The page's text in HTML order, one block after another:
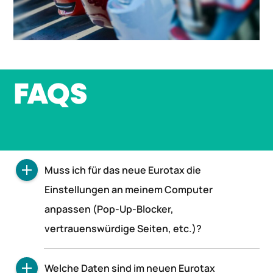
FAQS
Muss ich für das neue Eurotax die
Einstellungen an meinem Computer
anpassen (Pop-Up-Blocker,
vertrauenswürdige Seiten, etc.)?
Welche Daten sind im neuen Eurotax